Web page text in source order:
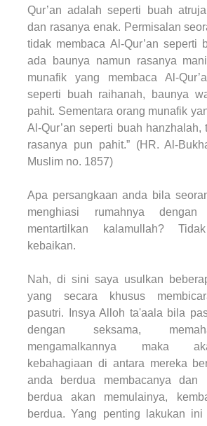
Qur’an adalah seperti buah
dan rasanya enak. Permisalan
tidak membaca Al-Qur’an seperti
ada baunya namun rasanya
munafik yang membaca Al-
seperti buah raihanah, baunya
pahit. Sementara orang munafik
Al-Qur’an seperti buah hanzhalah,
rasanya pun pahit.” (HR. Al-
Muslim no. 1857)
Apa persangkaan anda bila
menghiasi rumahnya
mentartilkan kalamullah?
kebaikan.
Nah, di sini saya usulkan
yang secara khusus
pasutri. Insya Alloh ta'aala bila
dengan seksama,
mengamalkannya maka
kebahagiaan di antara mereka
anda berdua membacanya dan
berdua akan memulainya,
berdua. Yang penting lakukan ini